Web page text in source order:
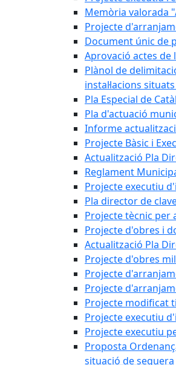
Memòria valorada
Projecte
Document únic de
Aprovació actes
Plànol de
instal·lacions
Pla Especial de
Pla d'actuació
Informe
Projecte Bàsic i
Actualització Pla
Reglament
Projecte executiu
Pla director de
Projecte tècnic per
Projecte d'obres i
Actualització Pla
Projecte d'obres
Projecte
Projecte
Projecte modificat
Projecte executiu
Projecte executiu
Proposta
situació de sequera